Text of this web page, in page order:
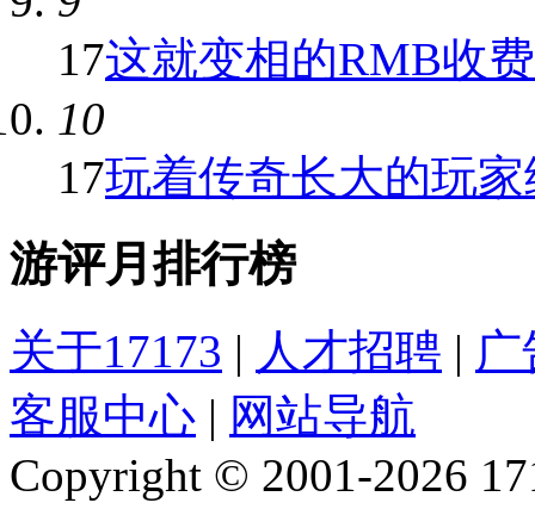
17这就变相的RMB收
10
17玩着传奇长大的玩
游评月排行榜
关于17173 | 人才招聘 |
客服中心 | 网站导航
Copyright © 2001-2026